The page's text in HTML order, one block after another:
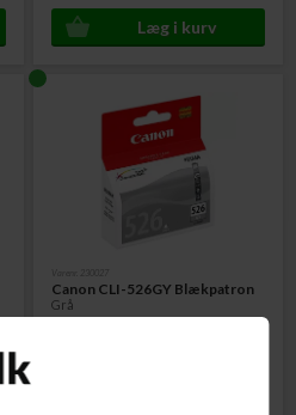
Canon CLI-526GY Blækpatron
Grå